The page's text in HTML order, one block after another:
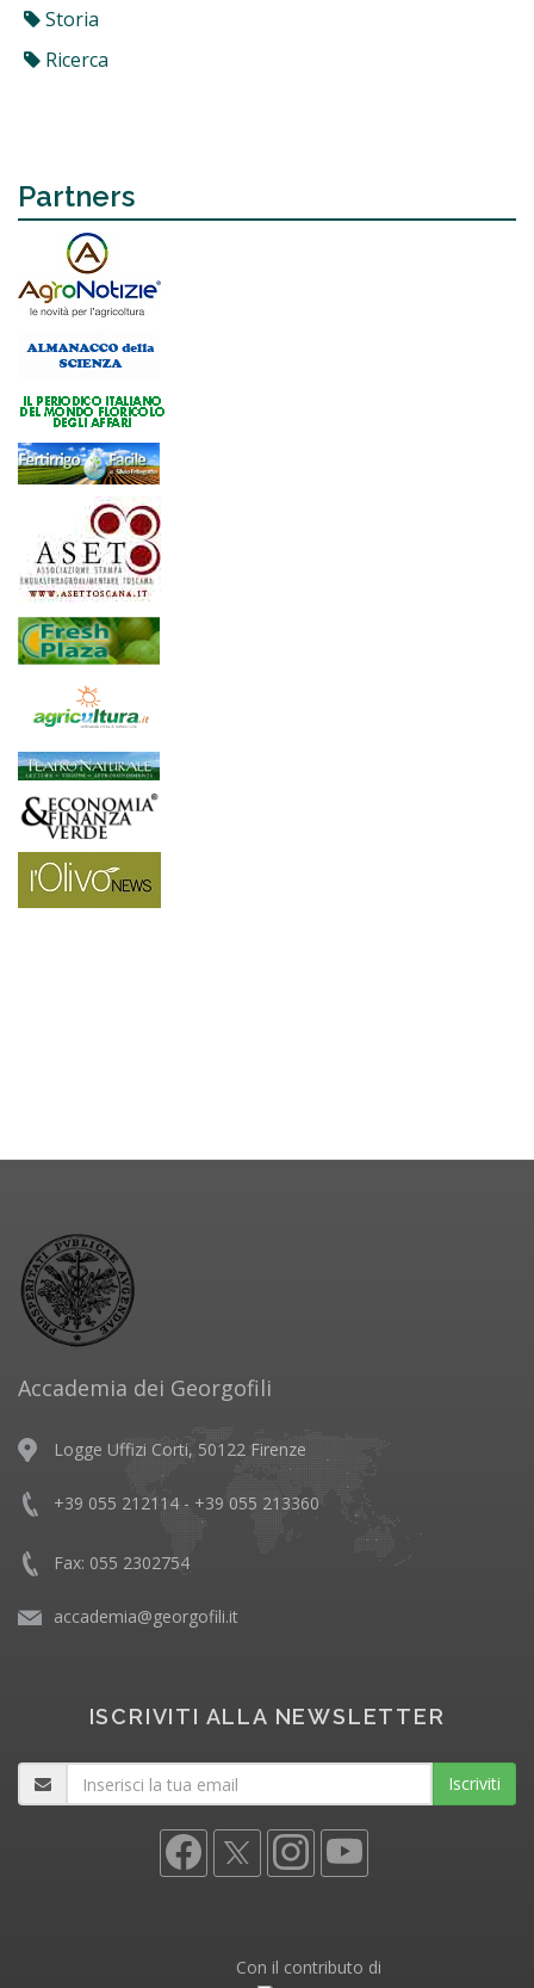
Storia
Ricerca
Partners
Accademia dei Georgofili
Logge Uffizi Corti, 50122 Firenze
+39 055 212114 - +39 055 213360
Fax: 055 2302754
accademia@georgofili.it
ISCRIVITI ALLA NEWSLETTER
Iscriviti
Con il contributo di